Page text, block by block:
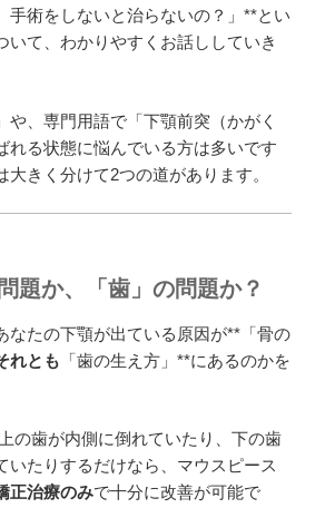
手術をしないと治らないの？」**とい
いて、わかりやすくお話ししていき
や、専門用語で「下顎前突（かがく
れる状態に悩んでいる方は多いです
大きく分けて2つの道があります。
題か、「歯」の問題か？
なたの下顎が出ている原因が**「骨の
れとも 「歯の生え方」**にあるのかを
上の歯が内側に倒れていたり、下の歯
いたりするだけなら、マウスピース
正治療のみで十分に改善が可能で